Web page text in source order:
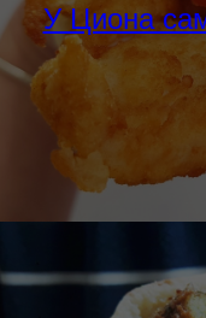
У Циона